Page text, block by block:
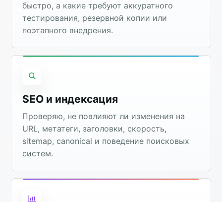
быстро, а какие требуют аккуратного
тестирования, резервной копии или
поэтапного внедрения.
SEO и индексация
Проверяю, не повлияют ли изменения на
URL, метатеги, заголовки, скорость,
sitemap, canonical и поведение поисковых
систем.